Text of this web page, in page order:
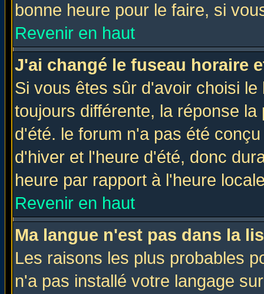
bonne heure pour le faire, si
Revenir en haut
J'ai changé le fuseau horaire
Si vous êtes sûr d'avoir choisi
toujours différente, la réponse
d'été. le forum n'a pas été
d'hiver et l'heure d'été, donc
heure par rapport à l'heure
Revenir en haut
Ma langue n'est pas dans la
Les raisons les plus probables
n'a pas installé votre langage